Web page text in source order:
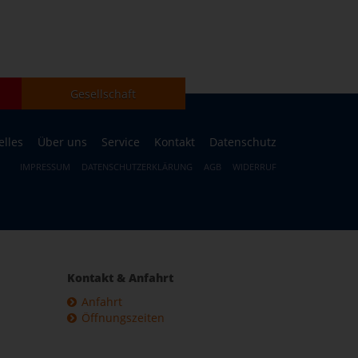
Gesellschaft
Über uns Service Kontakt Datenschutz
IMPRESSUM DATENSCHUTZERKLÄRUNG AGB WIDERRUF
Kontakt & Anfahrt
Anfahrt
Öffnungszeiten